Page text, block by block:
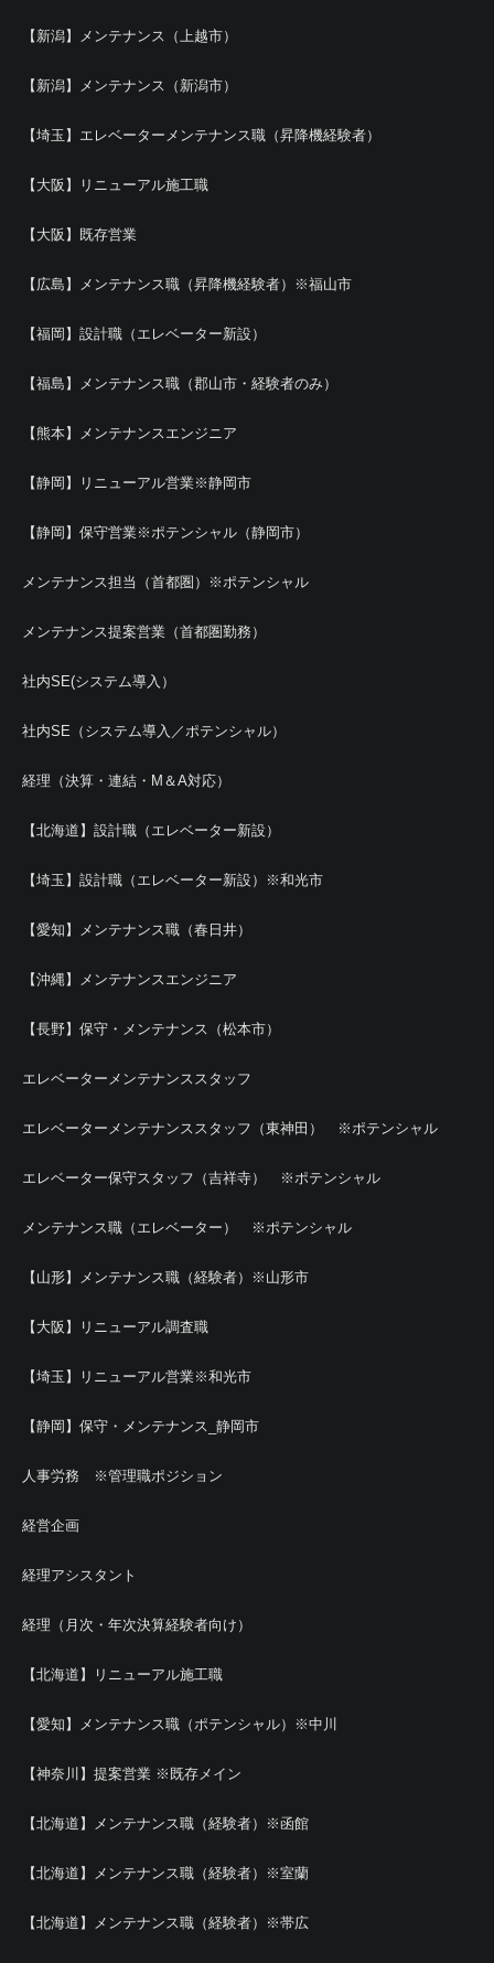
【新潟】メンテナンス（上越市）
【新潟】メンテナンス（新潟市）
【埼玉】エレベーターメンテナンス職（昇降機経験者）
【大阪】リニューアル施工職
【大阪】既存営業
【広島】メンテナンス職（昇降機経験者）※福山市
【福岡】設計職（エレベーター新設）
【福島】メンテナンス職（郡山市・経験者のみ）
【熊本】メンテナンスエンジニア
【静岡】リニューアル営業※静岡市
【静岡】保守営業※ポテンシャル（静岡市）
メンテナンス担当（首都圏）※ポテンシャル
メンテナンス提案営業（首都圏勤務）
社内SE(システム導入）
社内SE（システム導入／ポテンシャル）
経理（決算・連結・M＆A対応）
【北海道】設計職（エレベーター新設）
【埼玉】設計職（エレベーター新設）※和光市
【愛知】メンテナンス職（春日井）
【沖縄】メンテナンスエンジニア
【長野】保守・メンテナンス（松本市）
エレベーターメンテナンススタッフ
エレベーターメンテナンススタッフ（東神田） ※ポテンシャル
エレベーター保守スタッフ（吉祥寺） ※ポテンシャル
メンテナンス職（エレベーター） ※ポテンシャル
【山形】メンテナンス職（経験者）※山形市
【大阪】リニューアル調査職
【埼玉】リニューアル営業※和光市
【静岡】保守・メンテナンス_静岡市
人事労務 ※管理職ポジション
経営企画
経理アシスタント
経理（月次・年次決算経験者向け）
【北海道】リニューアル施工職
【愛知】メンテナンス職（ポテンシャル）※中川
【神奈川】提案営業 ※既存メイン
【北海道】メンテナンス職（経験者）※函館
【北海道】メンテナンス職（経験者）※室蘭
【北海道】メンテナンス職（経験者）※帯広